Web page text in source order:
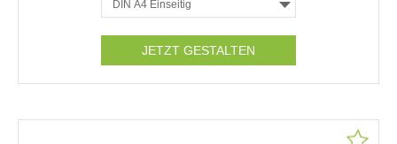
JETZT GESTALTEN